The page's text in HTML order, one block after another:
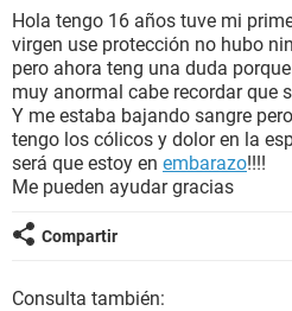
BIENESTAR
SEXUALIDAD
GLOSARIO
Hola tengo 16 años tuve mi
virgen use protección no hubo
pero ahora teng una duda
muy anormal cabe recordar que
Y me estaba bajando sangre
tengo los cólicos y dolor en la
será que estoy en embarazo!!!!
Me pueden ayudar gracias
Compartir
Consulta también: